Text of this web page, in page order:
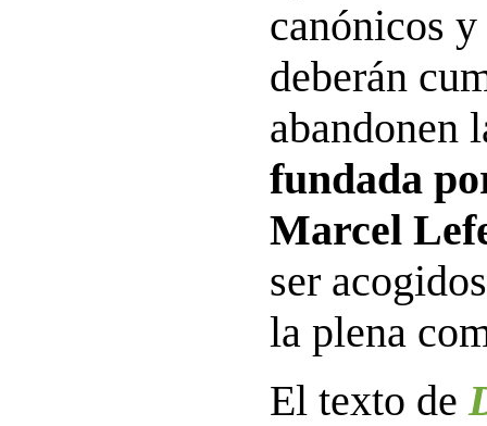
canónicos
deberán
abandonen
fundada
Marcel
ser
la plena
El texto de